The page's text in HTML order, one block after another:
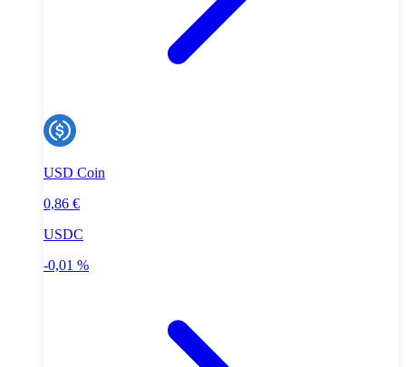
USD Coin
0,86 €
USDC
-0,01 %